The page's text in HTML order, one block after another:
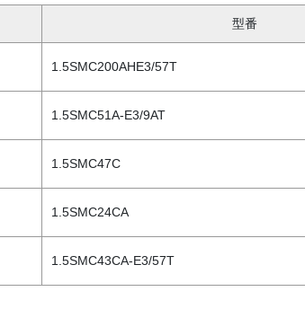
型番
1.5SMC200AHE3/57T
1.5SMC51A-E3/9AT
1.5SMC47C
1.5SMC24CA
1.5SMC43CA-E3/57T